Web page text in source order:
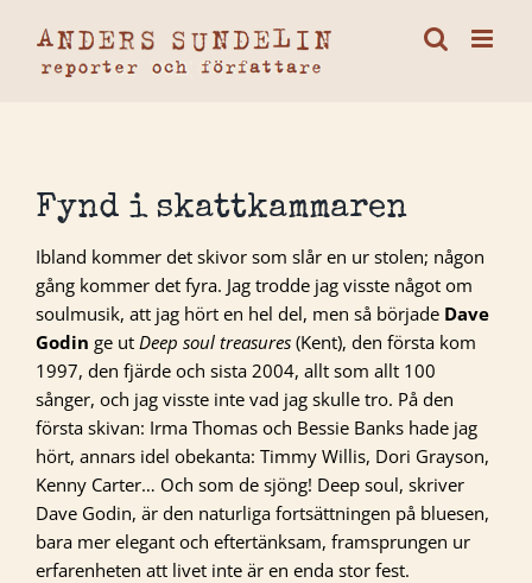
innehållet
Fynd i skattkammaren
Ibland kommer det skivor som slår en ur stolen; någon
gång kommer det fyra. Jag trodde jag visste något om
soulmusik, att jag hört en hel del, men så började Dave
Godin ge ut Deep soul treasures (Kent), den första kom
1997, den fjärde och sista 2004, allt som allt 100
sånger, och jag visste inte vad jag skulle tro. På den
första skivan: Irma Thomas och Bessie Banks hade jag
hört, annars idel obekanta: Timmy Willis, Dori Grayson,
Kenny Carter… Och som de sjöng! Deep soul, skriver
Dave Godin, är den naturliga fortsättningen på bluesen,
bara mer elegant och eftertänksam, framsprungen ur
erfarenheten att livet inte är en enda stor fest.